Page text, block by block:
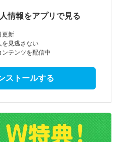
情報をアプリで見る
更新
を見逃さない
テンツを配信中
ストールする